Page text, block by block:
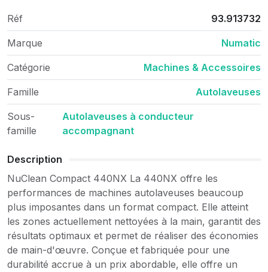
Réf 93.913732
Marque Numatic
Catégorie Machines & Accessoires
Famille Autolaveuses
Sous-
famille
Autolaveuses à conducteur
accompagnant
Description
NuClean Compact 440NX La 440NX offre les
performances de machines autolaveuses beaucoup
plus imposantes dans un format compact. Elle atteint
les zones actuellement nettoyées à la main, garantit des
résultats optimaux et permet de réaliser des économies
de main-d'œuvre. Conçue et fabriquée pour une
durabilité accrue à un prix abordable, elle offre un